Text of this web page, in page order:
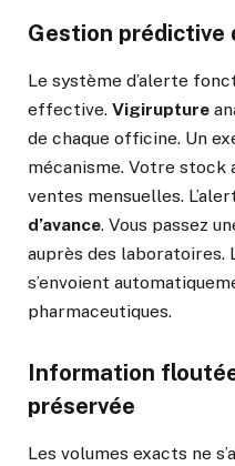
Gestion prédictive
Le système d’alerte
effective. Vigirupture
de chaque officine. Un
mécanisme. Votre stock
ventes mensuelles.
d’avance. Vous passez
auprès des laboratoires.
s’envoient
pharmaceutiques.
Information
préservée
Les volumes exacts ne